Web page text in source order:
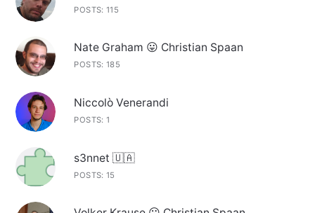
POSTS: 115
Nate Graham 😛 Christian Spaan
POSTS: 185
Niccolò Venerandi
POSTS: 1
s3nnet 🇺🇦
POSTS: 15